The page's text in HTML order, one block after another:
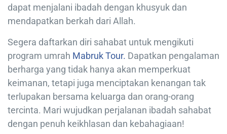
dapat menjalani ibadah dengan khusyuk dan
mendapatkan berkah dari Allah.
Segera daftarkan diri sahabat untuk mengikuti
program umrah Mabruk Tour. Dapatkan pengalaman
berharga yang tidak hanya akan memperkuat
keimanan, tetapi juga menciptakan kenangan tak
terlupakan bersama keluarga dan orang-orang
tercinta. Mari wujudkan perjalanan ibadah sahabat
dengan penuh keikhlasan dan kebahagiaan!